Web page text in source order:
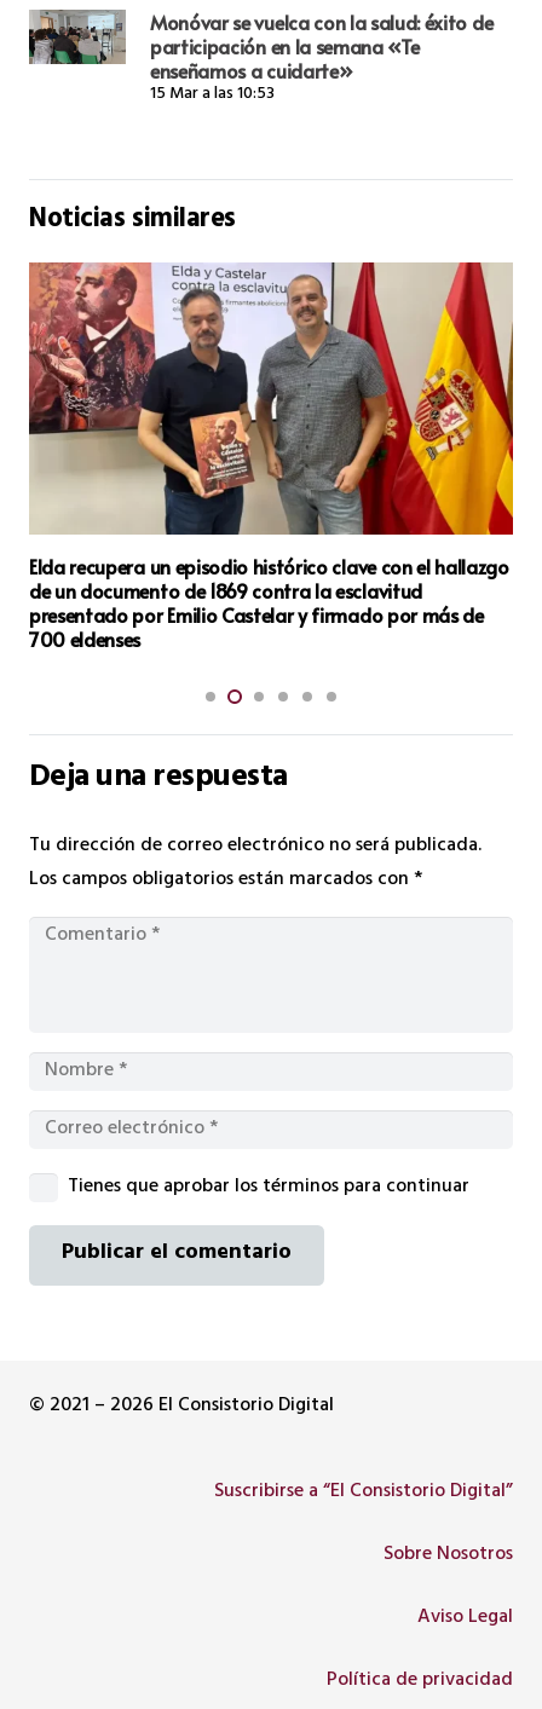
Monóvar se vuelca con la salud: éxito de
participación en la semana «Te
enseñamos a cuidarte»
15 Mar a las 10:53
Noticias similares
Ocho sancionados en Elda en los controles de alcohol y
drogas por la Policia Local en la campaña especial de la
DGT
Deja una respuesta
Tu dirección de correo electrónico no será publicada.
Los campos obligatorios están marcados con*
Tienes que aprobar los términos para continuar
Publicar el comentario
© 2021 – 2026 El Consistorio Digital
Suscribirse a “El Consistorio Digital”
Sobre Nosotros
Aviso Legal
Política de privacidad